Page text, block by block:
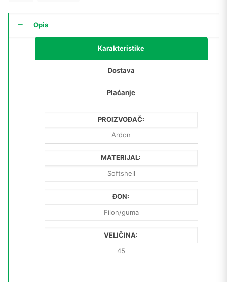
Opis
Karakteristike
Dostava
Plaćanje
PROIZVOĐAČ:
Ardon
MATERIJAL:
Softshell
ĐON:
Filon/guma
VELIČINA:
45